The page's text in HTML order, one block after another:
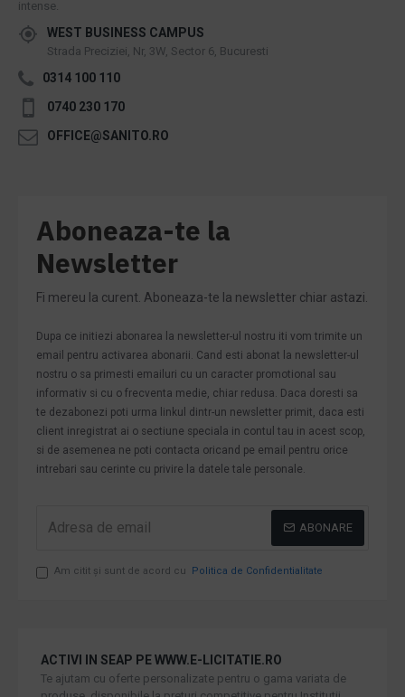
intense.
WEST BUSINESS CAMPUS
Strada Preciziei, Nr, 3W, Sector 6, Bucuresti
0314 100 110
0740 230 170
OFFICE@SANITO.RO
Aboneaza-te la
Newsletter
Fi mereu la curent. Aboneaza-te la newsletter chiar astazi.
Dupa ce initiezi abonarea la newsletter-ul nostru iti vom trimite un
email pentru activarea abonarii. Cand esti abonat la newsletter-ul
nostru o sa primesti emailuri cu un caracter promotional sau
informativ si cu o frecventa medie, chiar redusa. Daca doresti sa
te dezabonezi poti urma linkul dintr-un newsletter primit, daca esti
client inregistrat ai o sectiune speciala in contul tau in acest scop,
si de asemenea ne poti contacta oricand pe email pentru orice
intrebari sau cerinte cu privire la datele tale personale.
ABONARE
Am citit şi sunt de acord cu Politica de Confidentialitate
ACTIVI IN SEAP PE WWW.E-LICITATIE.RO
Te ajutam cu oferte personalizate pentru o gama variata de